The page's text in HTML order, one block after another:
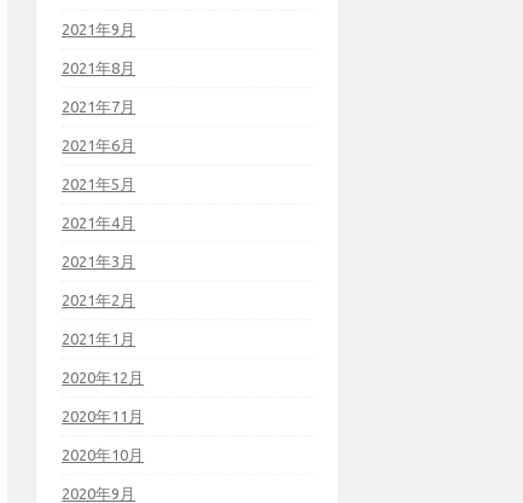
2021年9月
2021年8月
2021年7月
2021年6月
2021年5月
2021年4月
2021年3月
2021年2月
2021年1月
2020年12月
2020年11月
2020年10月
2020年9月